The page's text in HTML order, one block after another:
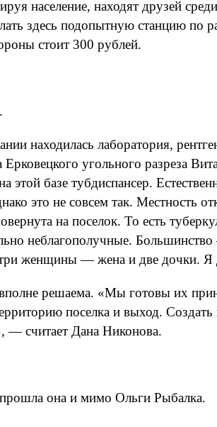
население, находят друзей
здесь подопытную станцию по
стоит 300 рублей.
находилась лаборатория,
угольного разреза
этой базе тубдиспансер.
это не совсем так. Местность
на поселок. То есть
неблагополучные.
женщины — жена и две дочки. Я
решаема. «Мы готовы их
поселка и выход.
— считает Дана Никонова.
она и мимо Ольги Рыбалка.